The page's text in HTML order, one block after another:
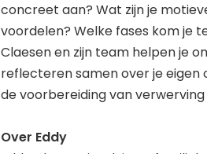
concreet aan? Wat zijn je
voordelen? Welke fases kom je
Claesen en zijn team helpen je
reflecteren samen over je eigen
de voorbereiding van
Over Eddy